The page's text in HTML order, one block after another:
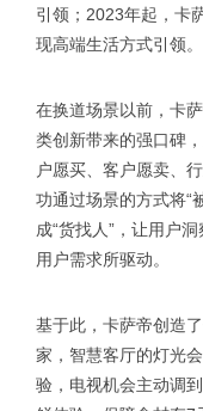
引领；2023年起，卡
现高端生活方式引领。
在换道场景以前，卡
类创新带来的强口碑
户愿买、客户愿卖、
功通过场景的方式将“
成“货找人”，让用户
用户需求所驱动。
基于此，卡萨帝创造
家，智慧客厅的灯光
验，电视机会主动调